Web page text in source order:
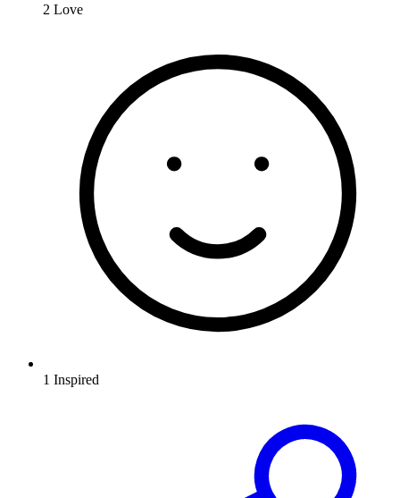
2 Love
1 Inspired